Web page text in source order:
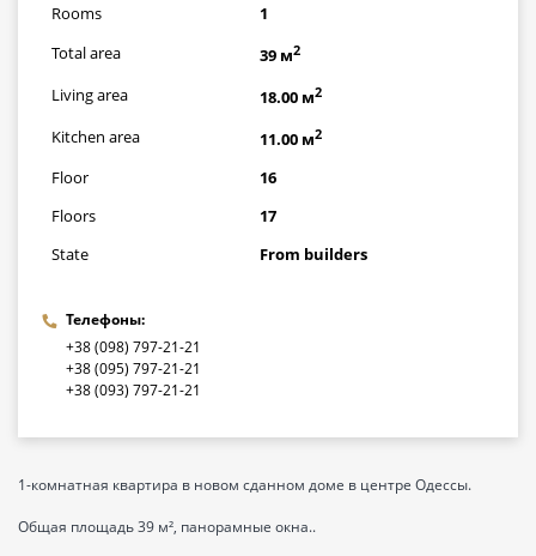
Rooms
1
Total area
39 м2
Living area 18.00 м2
Kitchen area 11.00 м2
Floor
16
Floors
17
State
From builders
Телефоны:
+38 (098) 797-21-21
+38 (095) 797-21-21
+38 (093) 797-21-21
1-комнатная квартира в новом сданном доме в центре Одессы.
Общая площадь 39 м², панорамные окна..